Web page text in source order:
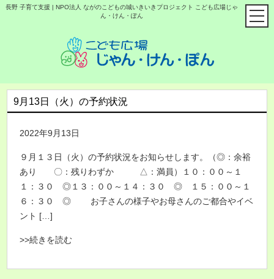
長野 子育て支援 | NPO法人 ながのこどもの城いきいきプロジェクト こども広場じゃ
ん・けん・ぽん
9月13日（火）の予約状況
2022年9月13日
９月１３日（火）の予約状況をお知らせします。（◎：余裕
あり 〇：残りわずか △：満員）１０：００～１
１：３０ ◎１３：００～１４：３０ ◎ １５：００～１
６：３０ ◎ お子さんの様子やお母さんのご都合やイベ
ント […]
>>続きを読む